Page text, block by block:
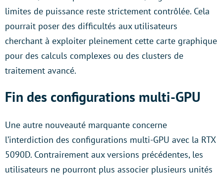
limites de puissance reste strictement contrôlée. Cela
pourrait poser des difficultés aux utilisateurs
cherchant à exploiter pleinement cette carte graphique
pour des calculs complexes ou des clusters de
traitement avancé.
Fin des configurations multi-GPU
Une autre nouveauté marquante concerne
l’interdiction des configurations multi-GPU avec la RTX
5090D. Contrairement aux versions précédentes, les
utilisateurs ne pourront plus associer plusieurs unités